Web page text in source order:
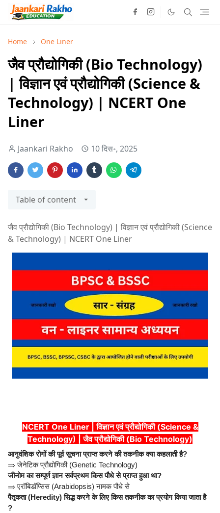
Home One Liner
जैव प्रौद्योगिकी (Bio Technology)
| विज्ञान एवं प्रौद्योगिकी (Science &
Technology) | NCERT One
Liner
Jaankari Rakho 10 दिस॰, 2025
Table of content
जैव प्रौद्योगिकी (Bio Technology) | विज्ञान एवं प्रौद्योगिकी (Science
& Technology) | NCERT One Liner
NCERT One Liner | विज्ञान एवं प्रौद्योगिकी (Science &
Technology) | जैव प्रौद्योगिकी (Bio Technology)
आनुवंशिक रोगों की पूर्व सूचना प्राप्त करने की तकनीक क्या कहलाती है?
⇒जेनेटिक प्रौद्योगिकी (Genetic Technology)
जीनोम का सम्पूर्ण ज्ञान सर्वप्रथम किस पौधे से प्राप्त हुआ था?
⇒ एरॉबिडॉप्सिस (Arabidopsis) नामक पौधे से
पैतृकता (Heredity) सिद्ध करने के लिए किस तकनीक का प्रयोग किया जाता है
?